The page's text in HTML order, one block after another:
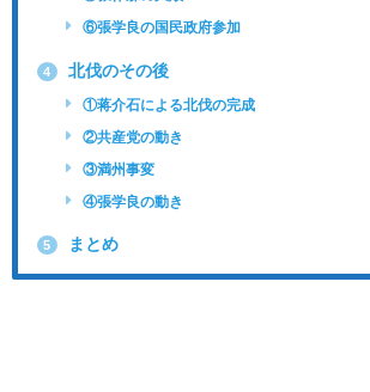
⑥張学良の国民政府参加
4 北伐のその後
①蒋介石による北伐の完成
②共産党の動き
③満州事変
④張学良の動き
5 まとめ